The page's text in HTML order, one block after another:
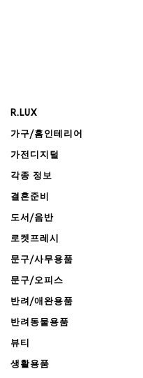
R.LUX
가구/홈인테리어
가전디지털
각종 정보
결혼준비
도서/음반
로켓프레시
문구/사무용품
문구/오피스
반려/애완용품
반려동물용품
뷰티
생활용품